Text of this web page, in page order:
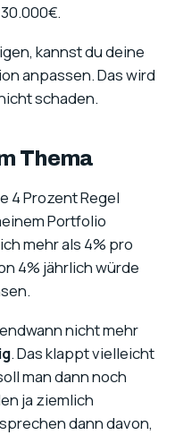
kannst du deine
anpassen. Das wird
schaden.
Thema
4 Prozent Regel
Portfolio
mehr als 4% pro
4% jährlich würde
nicht mehr
. Das klappt vielleicht
man dann noch
ja ziemlich
dann davon,